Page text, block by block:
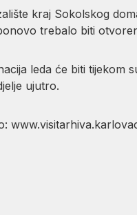
kraj Sokolskog
trebalo biti
leda će biti tijekom
ujutro.